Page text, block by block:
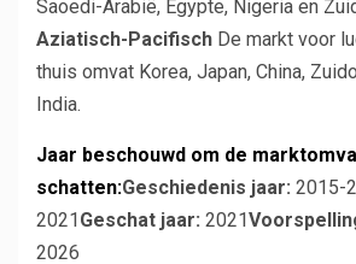
Saoedi-Arabië, Egypte, Nigeria en
Aziatisch-Pacifisch De markt voor
thuis omvat Korea, Japan, China,
India.
Jaar beschouwd om de
schatten:Geschiedenis jaar: 2015-
2021 Geschat jaar: 2021
2026